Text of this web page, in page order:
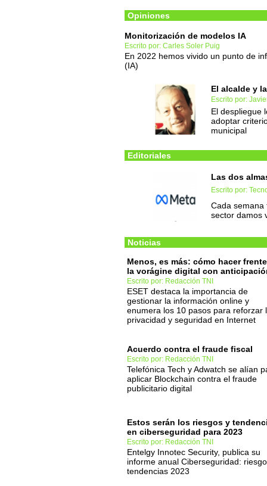
Opiniones
Monitorización de modelos IA
Escrito por: Carles Soler Puig
En 2022 hemos vivido un punto de
(IA)
El alcalde y
Escrito por:
El despliegue
adoptar
municipal
Editoriales
Las dos
Escrito por:
Cada semana
sector damos
Noticias
Menos, es más: cómo hacer
la vorágine digital con
Escrito por: Redacción TNI
ESET destaca la importancia de
gestionar la información online y
enumera los 10 pasos para reforzar
privacidad y seguridad en Internet
Acuerdo contra el fraude fiscal
Escrito por: Redacción TNI
Telefónica Tech y Adwatch se alían
aplicar Blockchain contra el fraude
publicitario digital
Estos serán los riesgos y
en ciberseguridad para 2023
Escrito por: Redacción TNI
Entelgy Innotec Security, publica su
informe anual Ciberseguridad:
tendencias 2023